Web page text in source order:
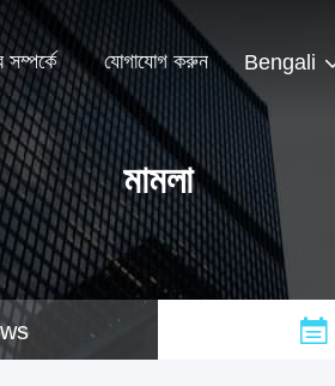
যোগাযোগ করুন Bengali
মামলা